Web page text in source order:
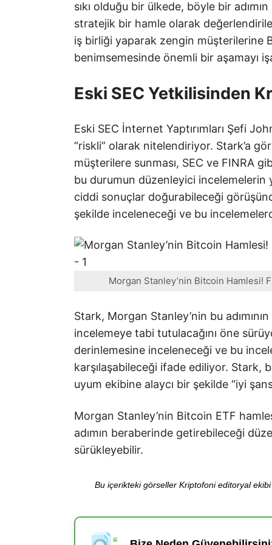
sıkı olduğu bir ülkede, böyle bir
stratejik bir hamle olarak
iş birliği yaparak zengin müşterilerine
benimsemesinde önemli bir aşamayı
Eski SEC Yetkilisinden
Eski SEC İnternet Yaptırımları Şefi
“riskli” olarak nitelendiriyor. Stark’a
müşterilere sunması, SEC ve FINRA
bu durumun düzenleyici incelemelerin
ciddi sonuçlar doğurabileceği
şekilde inceleneceği ve bu
Morgan Stanley’nin Bitcoin Hamlesi!
Stark, Morgan Stanley’nin bu
incelemeye tabi tutulacağını öne
derinlemesine inceleneceği ve bu
karşılaşabileceği ifade ediliyor. Stark,
uyum ekibine alaycı bir şekilde “iyi
Morgan Stanley’nin Bitcoin ETF
adımın beraberinde getirebileceği
sürükleyebilir.
Bu içerikteki görseller Kriptofoni editoryal